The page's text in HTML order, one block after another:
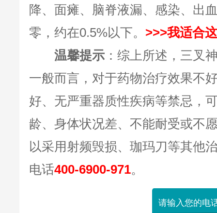
降、面瘫、脑脊液漏、感染、出
零，约在0.5%以下。 >>>我适合
温馨提示 ：综上所述，三叉
一般而言，对于药物治疗效果不
好、无严重器质性疾病等禁忌，
龄、身体状况差、不能耐受或不
以采用射频毁损、珈玛刀等其他
电话400-6900-971。